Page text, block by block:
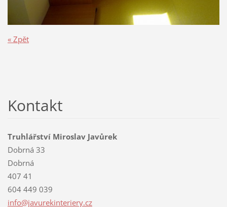
« Zpět
Kontakt
Truhlářství Miroslav Javůrek
Dobrná 33
Dobrná
407 41
604 449 039
info@javurekinteriery.cz